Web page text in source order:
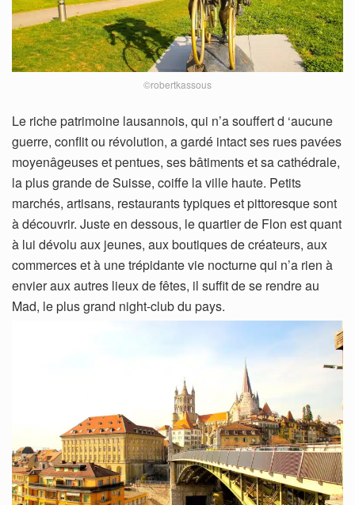
©robertkassous
Le riche patrimoine lausannois, qui n’a souffert d ‘aucune
guerre, conflit ou révolution, a gardé intact ses rues pavées
moyenâgeuses et pentues, ses bâtiments et sa cathédrale,
la plus grande de Suisse, coiffe la ville haute. Petits
marchés, artisans, restaurants typiques et pittoresque sont
à découvrir. Juste en dessous, le quartier de Flon est quant
à lui dévolu aux jeunes, aux boutiques de créateurs, aux
commerces et à une trépidante vie nocturne qui n’a rien à
envier aux autres lieux de fêtes, il suffit de se rendre au
Mad, le plus grand night-club du pays.